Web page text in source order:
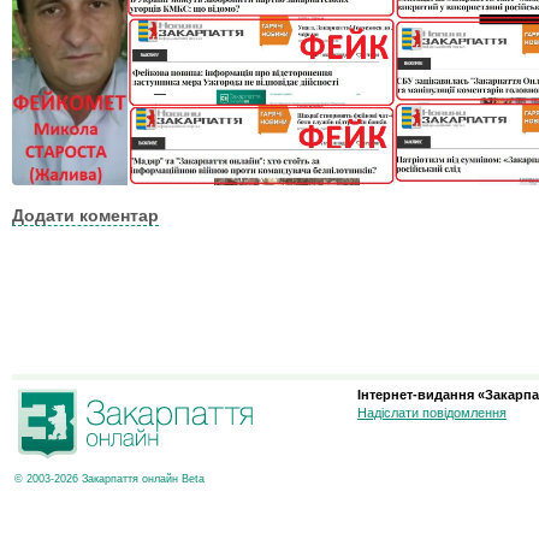
Додати коментар
© 2003-2026 Закарпаття онлайн Beta
Інтернет-видання
Надіслати повідомлення